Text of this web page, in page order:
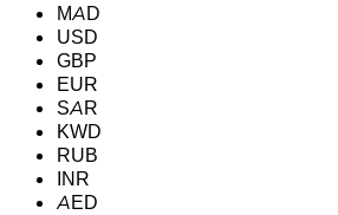
MAD
USD
GBP
EUR
SAR
KWD
RUB
INR
AED